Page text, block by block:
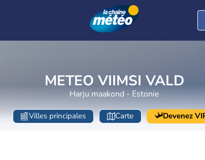
METEO VIIMSI VALD
Harju maakond - Estonie
Villes principales Carte Devenez